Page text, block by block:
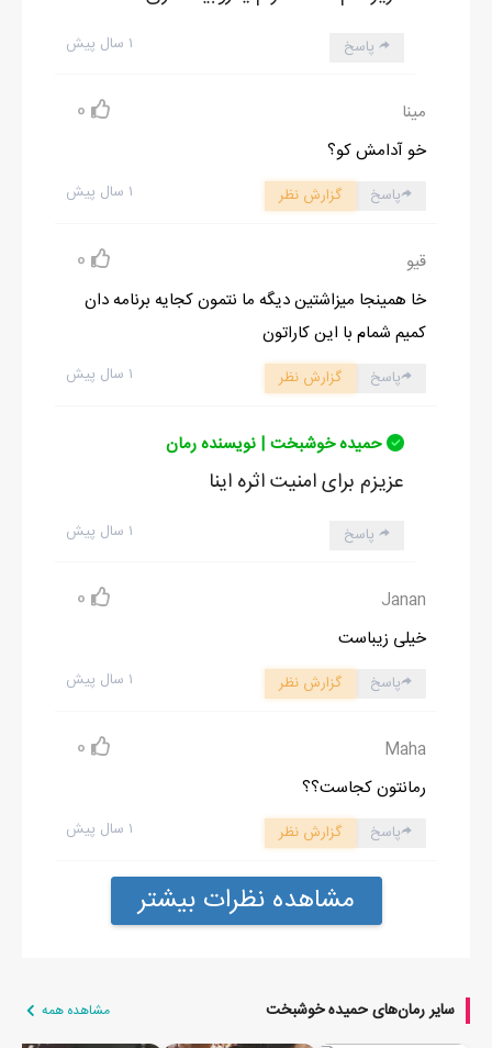
۱ سال پیش پاسخ
مینا 0
خو آدامش کو؟
۱ سال پیش پاسخ گزارش نظر
قیو 0
خا همینجا میزاشتین دیگه ما نتمون کجایه برنامه دان
کمیم شمام با این کاراتون
۱ سال پیش پاسخ گزارش نظر
حمیده خوشبخت | نویسنده رمان
عزیزم برای امنیت اثره اینا
۱ سال پیش پاسخ
Janan
0
خیلی زیباست
۱ سال پیش پاسخ گزارش نظر
Maha
0
رمانتون کجاست؟؟
۱ سال پیش پاسخ گزارش نظر
مشاهده نظرات بیشتر
سایر رمان‌های حمیده خوشبخت مشاهده همه